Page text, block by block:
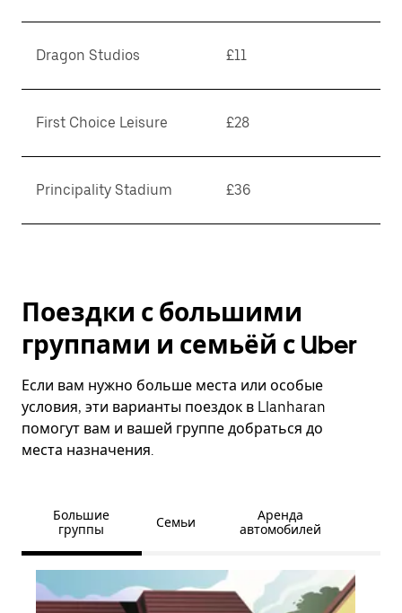
Dragon Studios £11
First Choice Leisure £28
Principality Stadium £36
Поездки с большими
группами и семьёй с Uber
Если вам нужно больше места или особые
условия, эти варианты поездок в Llanharan
помогут вам и вашей группе добраться до
места назначения.
Большие
группы
Семьи
Аренда
автомобилей